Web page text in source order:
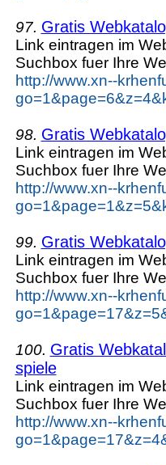
97. Gratis
Link eintragen im
Suchbox fuer Ihre
http://www.xn--
98. Gratis
Link eintragen im
Suchbox fuer Ihre
http://www.xn--
99. Gratis
Link eintragen im
Suchbox fuer Ihre
http://www.xn--
100. Gratis
spiele
Link eintragen im
Suchbox fuer Ihre
http://www.xn--